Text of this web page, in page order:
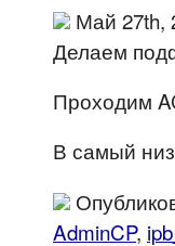
Май 27th,
Делаем
Проходим
В самый
AdminCP,